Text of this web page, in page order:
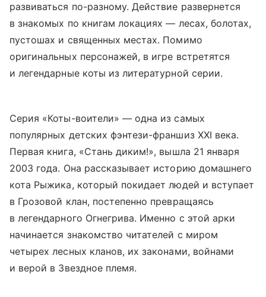
развиваться по-разному. Действие развернется
в знакомых по книгам локациях — лесах, болотах,
пустошах и священных местах. Помимо
оригинальных персонажей, в игре встретятся
и легендарные коты из литературной серии.
Серия «Коты-воители» — одна из самых
популярных детских фэнтези-франшиз XXI века.
Первая книга, «Стань диким!», вышла 21 января
2003 года. Она рассказывает историю домашнего
кота Рыжика, который покидает людей и вступает
в Грозовой клан, постепенно превращаясь
в легендарного Огнегрива. Именно с этой арки
начинается знакомство читателей с миром
четырех лесных кланов, их законами, войнами
и верой в Звездное племя.